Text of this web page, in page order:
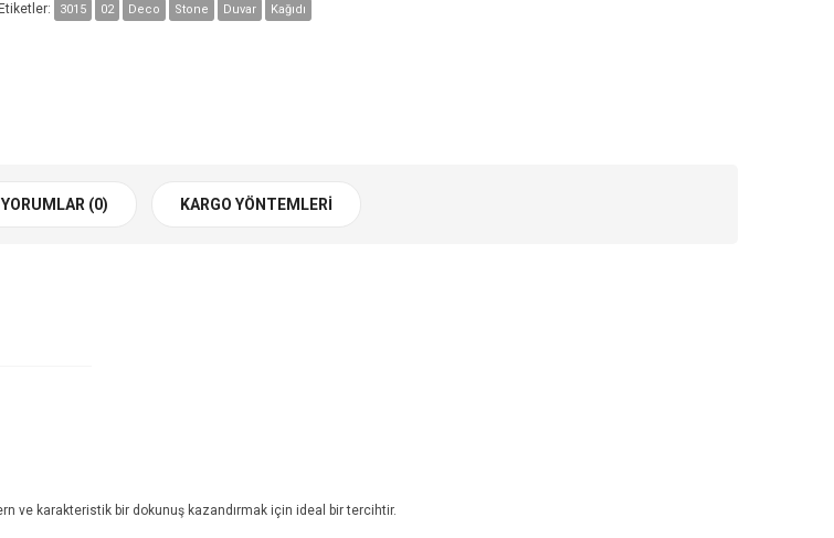
Etiketler: 3015 02 Deco Stone Duvar Kağıdı
YORUMLAR (0) KARGO YÖNTEMLERI
ve karakteristik bir dokunuş kazandırmak için ideal bir tercihtir.